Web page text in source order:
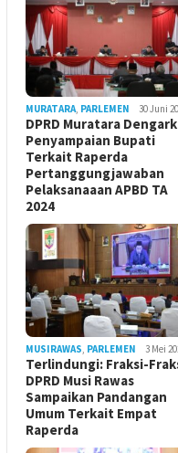
MURATARA PARLEMEN 30 Juni
DPRD Muratara
Penyampaian Bupati
Terkait Raperda
Pertanggungjawaban
Pelaksanaaan APBD TA
2024
MUSIRAWAS PARLEMEN 3 Mei
Terlindungi: Fraksi-
DPRD Musi Rawas
Sampaikan Pandangan
Umum Terkait Empat
Raperda